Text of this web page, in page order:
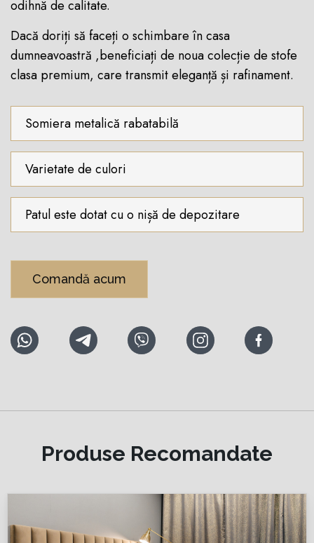
odihnă de calitate.
Dacă doriți să faceți o schimbare în casa
dumneavoastră ,beneficiați de noua colecție de stofe
clasa premium, care transmit eleganță și rafinament.
Somiera metalică rabatabilă
Varietate de culori
Patul este dotat cu o nișă de depozitare
Comandă acum
Produse Recomandate